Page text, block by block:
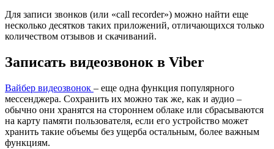
Для записи звонков (или «call recorder») можно найти еще
несколько десятков таких приложений, отличающихся только
количеством отзывов и скачиваний.
Записать видеозвонок в Viber
Вайбер видеозвонок – еще одна функция популярного
мессенджера. Сохранить их можно так же, как и аудио –
обычно они хранятся на стороннем облаке или сбрасываются
на карту памяти пользователя, если его устройство может
хранить такие объемы без ущерба остальным, более важным
функциям.